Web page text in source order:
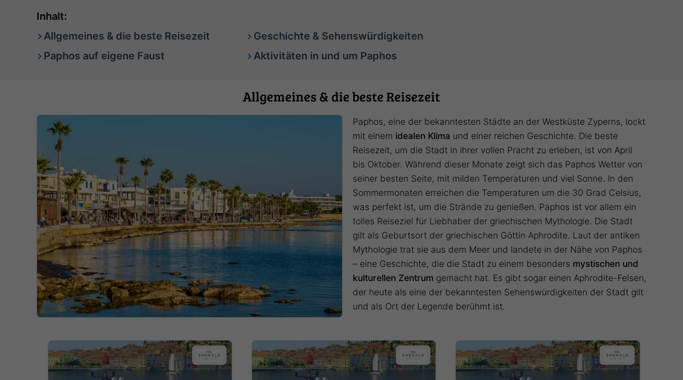
Inhalt:
Allgemeines & die beste Reisezeit
Paphos auf eigene Faust
Geschichte & Sehenswürdigkeiten
Aktivitäten in und um Paphos
Allgemeines & die beste Reisezeit
Paphos, eine der bekanntesten Städte an der Westküste Zyperns, lockt
mit einem idealen Klima und einer reichen Geschichte. Die beste
Reisezeit, um die Stadt in ihrer vollen Pracht zu erleben, ist von April
bis Oktober. Während dieser Monate zeigt sich das Paphos Wetter von
seiner besten Seite, mit milden Temperaturen und viel Sonne. In den
Sommermonaten erreichen die Temperaturen um die 30 Grad Celsius,
was perfekt ist, um die Strände zu genießen. Paphos ist vor allem ein
tolles Reiseziel für Liebhaber der griechischen Mythologie. Die Stadt
gilt als Geburtsort der griechischen Göttin Aphrodite. Laut der antiken
Mythologie trat sie aus dem Meer und landete in der Nähe von Paphos
– eine Geschichte, die die Stadt zu einem besonders mystischen und
kulturellen Zentrum gemacht hat. Es gibt sogar einen Aphrodite-Felsen,
der heute als eine der bekanntesten Sehenswürdigkeiten der Stadt gilt
und als Ort der Legende berühmt ist.